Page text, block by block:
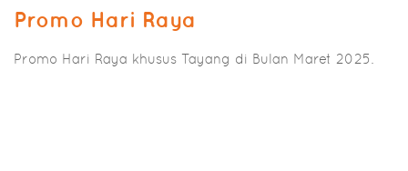
Promo Hari Raya
Promo Hari Raya khusus Tayang di Bulan Maret 2025.